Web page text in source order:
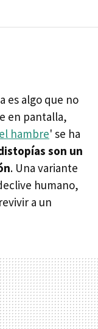
es algo que no
en pantalla,
hambre' se ha
son un
. Una variante
humano,
a un